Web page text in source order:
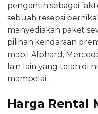
pengantin sebagai
sebuah resepsi
menyediakan paket
pilihan kendaraan
mobil Alphard,
lain lain yang telah di
mempelai.
Harga Rental